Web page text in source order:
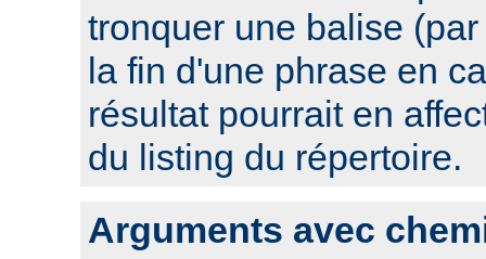
tronquer une balise
la fin d'une phrase en
résultat pourrait en
du listing du répertoire.
Arguments avec